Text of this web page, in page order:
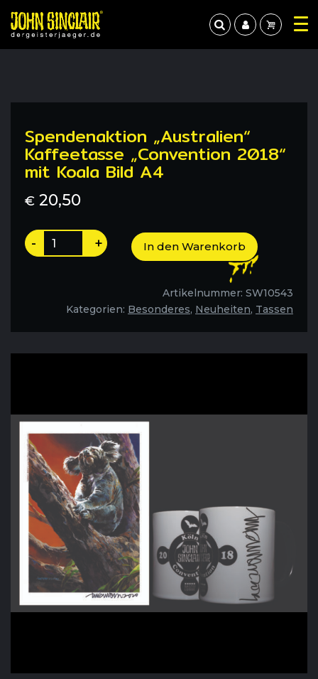
Spendenaktion „Australien“
Kaffeetasse „Convention 2018“
mit Koala Bild A4
€ 20,50
Spendenaktion
"Australien"
Koala
Bild
- + In den Warenkorb
Artikelnummer: SW10543
Kategorien: Besonderes, Neuheiten, Tassen